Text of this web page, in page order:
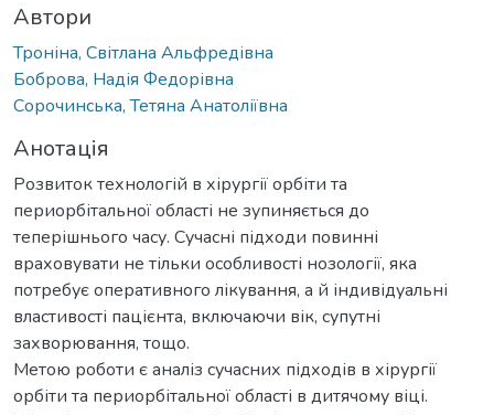
Автори
Троніна, Світлана Альфредівна
Боброва, Надія Федорівна
Сорочинська, Тетяна Анатоліївна
Анотація
Розвиток технологій в хірургії орбіти та
периорбітальної області не зупиняється до
теперішнього часу. Сучасні підходи повинні
враховувати не тільки особливості нозології, яка
потребує оперативного лікування, а й індивідуальні
властивості пацієнта, включаючи вік, супутні
захворювання, тощо.
Метою роботи є аналіз сучасних підходів в хірургії
орбіти та периорбітальної області в дитячому віці.